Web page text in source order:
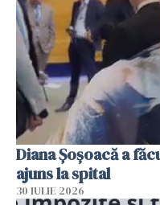
Diana Șoșoacă a
ajuns la spital
30 IULIE 2026